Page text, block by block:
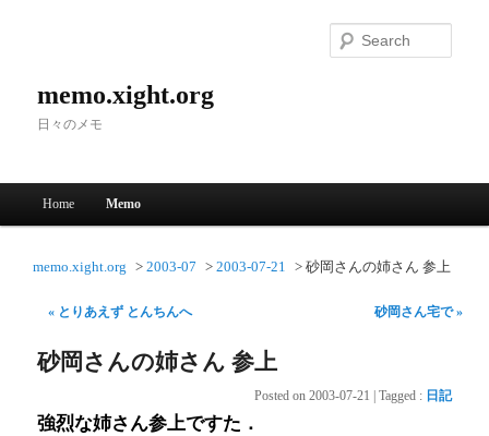
memo.xight.org
日々のメモ
Skip to primary content
Skip to secondary content
Home Memo
memo.xight.org 2003-07 2003-07-21 砂岡さんの姉さん 参上
« とりあえず とんちんへ 砂岡さん宅で »
砂岡さんの姉さん 参上
Posted on 2003-07-21 Tagged : 日記
強烈な姉さん参上ですた．